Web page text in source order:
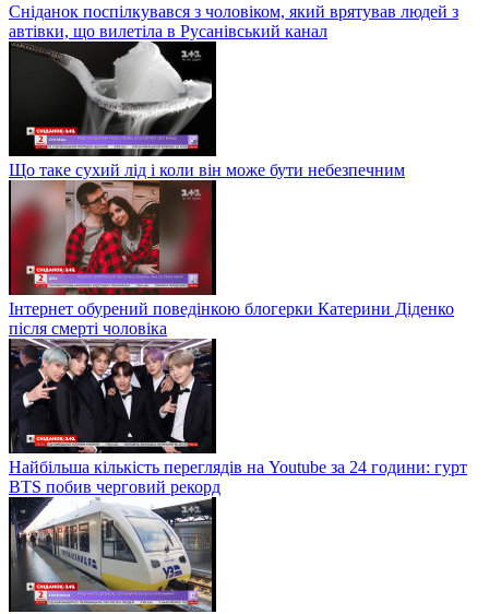
Сніданок поспілкувався з чоловіком, який врятував людей з
автівки, що вилетіла в Русанівський канал
Що таке сухий лід і коли він може бути небезпечним
Інтернет обурений поведінкою блогерки Катерини Діденко
після смерті чоловіка
Найбільша кількість переглядів на Youtube за 24 години: гурт
BTS побив черговий рекорд